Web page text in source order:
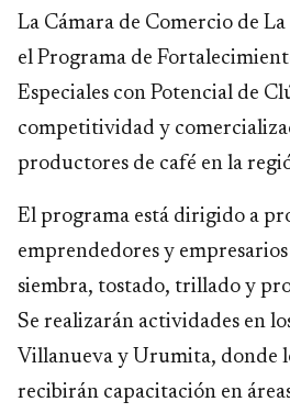
La Cámara de Comercio de
el Programa de
Especiales con Potencial de
competitividad y
productores de café en la
El programa está dirigido a
emprendedores y
siembra, tostado, trillado y
Se realizarán actividades en
Villanueva y Urumita, donde
recibirán capacitación en